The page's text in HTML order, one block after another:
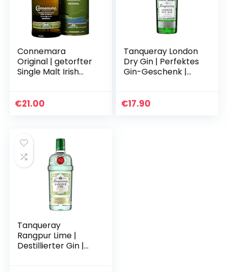
Connemara
Original | getorfter
Single Malt Irish
ng | mit rauchigen
€21.00
Tanqueray London
Dry Gin | Perfektes
Gin-Geschenk |
Vol | 700ml
€17.90
Tanqueray
Rangpur Lime |
Destillierter Gin |